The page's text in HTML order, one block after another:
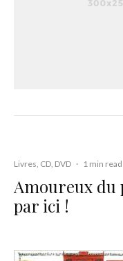
Livres, CD, DVD · 1 min read
Amoureux du
par ici !